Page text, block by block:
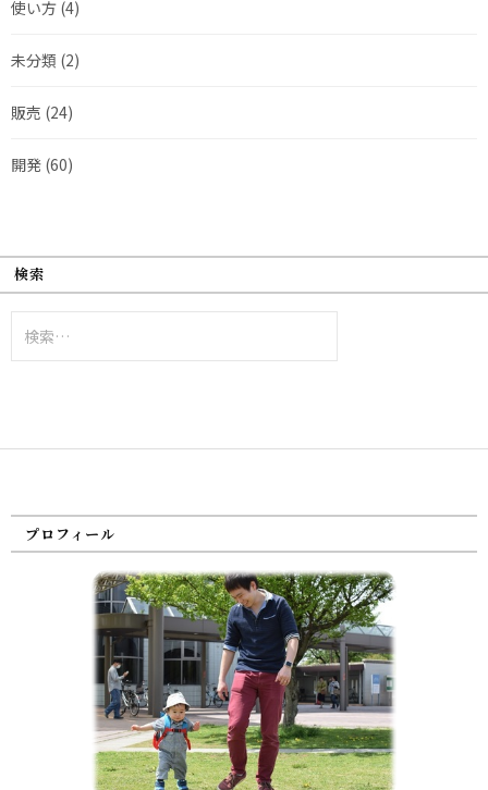
使い方 (4)
未分類 (2)
販売 (24)
開発 (60)
検索
索:
プロフィール